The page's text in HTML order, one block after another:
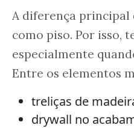
A diferença principal
como piso. Por isso,
especialmente
Entre os elementos
treliças de
drywall no